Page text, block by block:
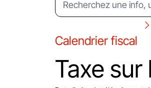
Calendrier fiscal
Taxe sur